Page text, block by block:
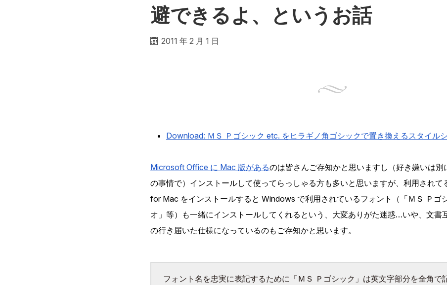
避できるよ、というお話
2011 年 2 月 1 日
Download: ＭＳ Ｐゴシック etc. をヒラギノ角ゴシックで置き換えるスタイル
Microsoft Office に Mac 版があるのは皆さんご存知かと思いますし（好き嫌いは別
の事情で）インストールして使ってらっしゃる方も多いと思いますが、利用されて
for Mac をインストールすると Windows で利用されているフォント（「ＭＳ Ｐゴ
オ」等）も一緒にインストールしてくれるという、大変ありがた迷惑…いや、文書
の行き届いた仕様になっているのもご存知かと思います。
フォント名を忠実に表記するために「ＭＳ Ｐゴシック」は英文字部分を全角で